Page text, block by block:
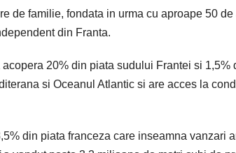
de familie, fondata in urma cu aproape 50
din Franta.
acopera 20% din piata sudului Frantei si
si Oceanul Atlantic si are acces la
din piata franceza care inseamna vanzari